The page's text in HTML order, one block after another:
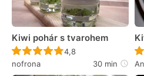
Kiwi pohár s tvarohem
Recept ještě nebyl
4,8
nofrona
30 min